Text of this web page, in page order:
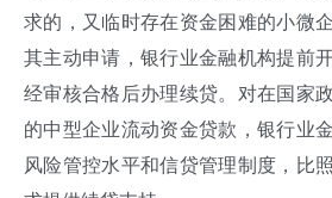
求的，又临时存在资金困难的小微
其主动申请，银行业金融机构提前
经审核合格后办理续贷。对在国家
的中型企业流动资金贷款，银行业
风险管控水平和信贷管理制度，比